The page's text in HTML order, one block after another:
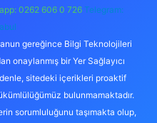
0262 606 0 726 Telegram:
gereğince Bilgi Teknolojileri
onaylanmış bir Yer Sağlayıcı
sitedeki içerikleri proaktif
bulunmamaktadır.
sorumluluğunu taşımakta olup,